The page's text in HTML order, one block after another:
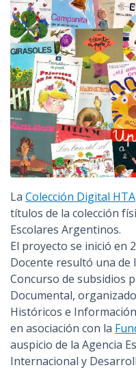
La Colección Digital HTA
títulos de la colección
Escolares Argentinos.
El proyecto se inició en
Docente resultó una de
Concurso de subsidios
Documental,
Históricos e
en asociación con la
auspicio de la Agencia
Internacional y